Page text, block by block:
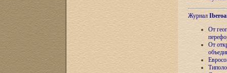
Журнал
От
От